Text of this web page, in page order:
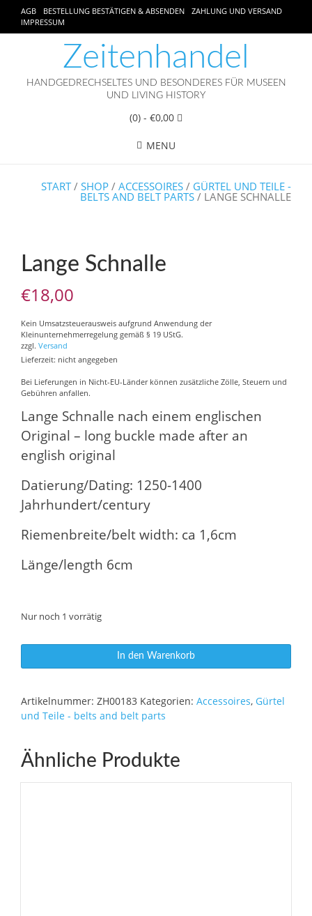
AGB BESTELLUNG BESTÄTIGEN & ABSENDEN
ZAHLUNG UND VERSAND
IMPRESSUM
Zeitenhandel
HANDGEDRECHSELTES UND BESONDERES FÜR MUSEEN
UND LIVING HISTORY
(0) - €0,00
MENU
START/ SHOP / ACCESSOIRES / GÜRTEL UND TEILE -
BELTS AND BELT PARTS / LANGE SCHNALLE
Lange Schnalle
€18,00
Kein Umsatzsteuerausweis aufgrund Anwendung der
Kleinunternehmerregelung gemäß § 19 UStG.
zzgl. Versand
Lieferzeit: nicht angegeben
Bei Lieferungen in Nicht-EU-Länder können zusätzliche Zölle, Steuern und
Gebühren anfallen.
Lange Schnalle nach einem englischen
Original – long buckle made after an
english original
Datierung/Dating: 1250-1400
Jahrhundert/century
Riemenbreite/belt width: ca 1,6cm
Länge/length 6cm
Nur noch 1 vorrätig
Schnalle
In den Warenkorb
Artikelnummer: ZH00183 Kategorien: Accessoires, Gürtel
und Teile - belts and belt parts
Ähnliche Produkte